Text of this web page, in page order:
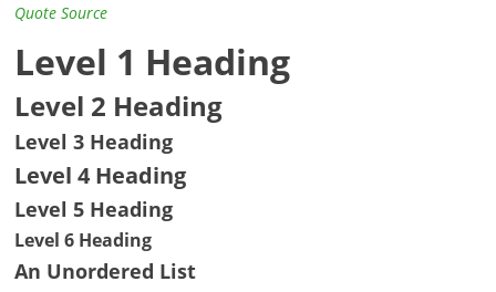
Quote Source
Level 1 Heading
Level 2 Heading
Level 3 Heading
Level 4 Heading
Level 5 Heading
Level 6 Heading
An Unordered List